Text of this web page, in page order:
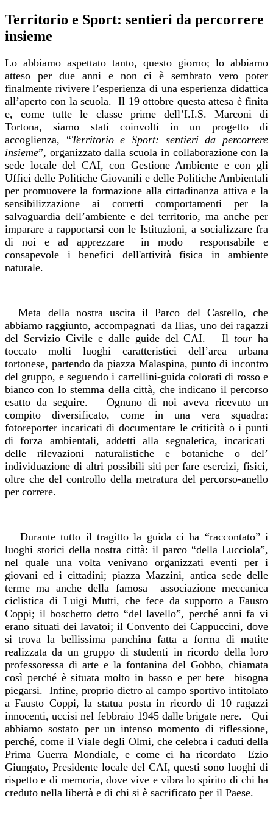
Territorio e Sport: sentieri da percorrere
insieme
Lo abbiamo aspettato tanto, questo giorno; lo abbiamo
atteso per due anni e non ci è sembrato vero poter
finalmente rivivere l’esperienza di una esperienza didattica
all’aperto con la scuola. Il 19 ottobre questa attesa è finita
e, come tutte le classe prime dell’I.I.S. Marconi di
Tortona, siamo stati coinvolti in un progetto di
accoglienza, “Territorio e Sport: sentieri da percorrere
insieme”, organizzato dalla scuola in collaborazione con la
sede locale del CAI, con Gestione Ambiente e con gli
Uffici delle Politiche Giovanili e delle Politiche Ambientali
per promuovere la formazione alla cittadinanza attiva e la
sensibilizzazione ai corretti comportamenti per la
salvaguardia dell’ambiente e del territorio, ma anche per
imparare a rapportarsi con le Istituzioni, a socializzare fra
di noi e ad apprezzare in modo responsabile e
consapevole i benefici dell'attività fisica in ambiente
naturale.
Meta della nostra uscita il Parco del Castello, che
abbiamo raggiunto, accompagnati da Ilias, uno dei ragazzi
del Servizio Civile e dalle guide del CAI. Iltourha
toccato molti luoghi caratteristici dell’area urbana
tortonese, partendo da piazza Malaspina, punto di incontro
del gruppo, e seguendo i cartellini-guida colorati di rosso e
bianco con lo stemma della città, che indicano il percorso
esatto da seguire. Ognuno di noi aveva ricevuto un
compito diversificato, come in una vera squadra:
fotoreporter incaricati di documentare le criticità o i punti
di forza ambientali, addetti alla segnaletica, incaricati
delle rilevazioni naturalistiche e botaniche o del’
individuazione di altri possibili siti per fare esercizi, fisici,
oltre che del controllo della metratura del percorso-anello
per correre.
Durante tutto il tragitto la guida ci ha “raccontato” i
luoghi storici della nostra città: il parco “della Lucciola”,
nel quale una volta venivano organizzati eventi per i
giovani ed i cittadini; piazza Mazzini, antica sede delle
terme ma anche della famosa associazione meccanica
ciclistica di Luigi Mutti, che fece da supporto a Fausto
Coppi; il boschetto detto “del lavello”, perché anni fa vi
erano situati dei lavatoi; il Convento dei Cappuccini, dove
si trova la bellissima panchina fatta a forma di matite
realizzata da un gruppo di studenti in ricordo della loro
professoressa di arte e la fontanina del Gobbo, chiamata
così perché è situata molto in basso e per bere bisogna
piegarsi. Infine, proprio dietro al campo sportivo intitolato
a Fausto Coppi, la statua posta in ricordo di 10 ragazzi
innocenti, uccisi nel febbraio 1945 dalle brigate nere. Qui
abbiamo sostato per un intenso momento di riflessione,
perché, come il Viale degli Olmi, che celebra i caduti della
Prima Guerra Mondiale, e come ci ha ricordato Ezio
Giungato, Presidente locale del CAI, questi sono luoghi di
rispetto e di memoria, dove vive e vibra lo spirito di chi ha
creduto nella libertà e di chi si è sacrificato per il Paese.